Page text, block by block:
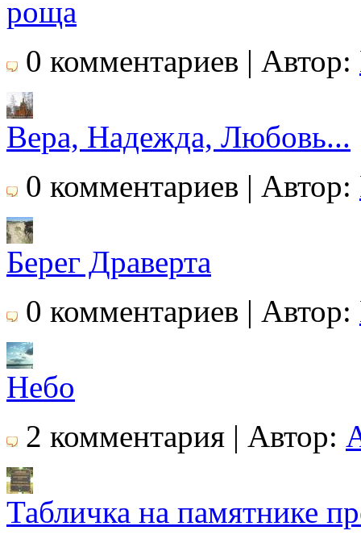
роща
0 комментариев | Автор:
Вера, Надежда, Любовь...
0 комментариев | Автор:
Берег Драверта
0 комментариев | Автор:
Небо
2 комментария | Автор:
Табличка на памятнике